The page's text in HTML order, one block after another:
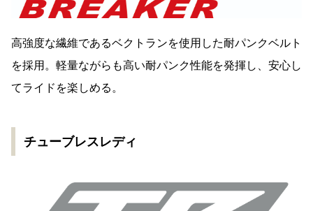
高強度な繊維であるベクトランを使用した耐パンクベルト
を採用。軽量ながらも高い耐パンク性能を発揮し、安心し
てライドを楽しめる。
チューブレスレディ